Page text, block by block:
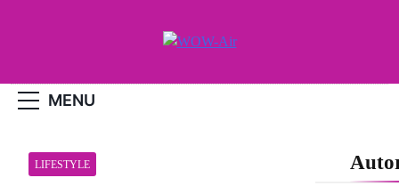
WOW-Air
MENU
LIFESTYLE